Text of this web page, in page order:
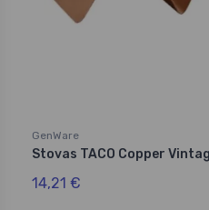
GenWare
Stovas TACO Copper
14,21 €